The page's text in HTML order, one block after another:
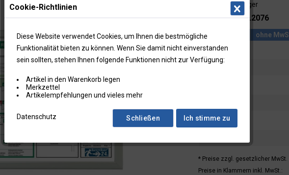
Lieferzeit: ab Lager
Artikel-Nr.: 91.2076
Menge ohne
bis1
ab25
* Preise zzgl. gesetzlicher MwSt.
Preise in Klammern inkl. MwSt.:
Cookie-Richtlinien
Diese Website verwendet Cookies, um Ihnen die bestmögliche
Funktionalität bieten zu können. Wenn Sie damit nicht einverstanden
sein sollten, stehen Ihnen folgende Funktionen nicht zur Verfügung:
Artikel in den Warenkorb legen
Merkzettel
Artikelempfehlungen und vieles mehr
Datenschutz Ich stimme zu
Schließen